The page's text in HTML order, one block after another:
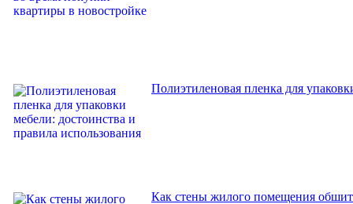
Полиэтиленовая пленка для
Как стены жилого помещения